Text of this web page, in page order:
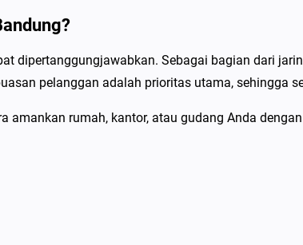
e
l
dipertanggungjawabkan. Sebagai bagian dari
pelanggan adalah prioritas utama, sehingga
amankan rumah, kantor, atau gudang Anda